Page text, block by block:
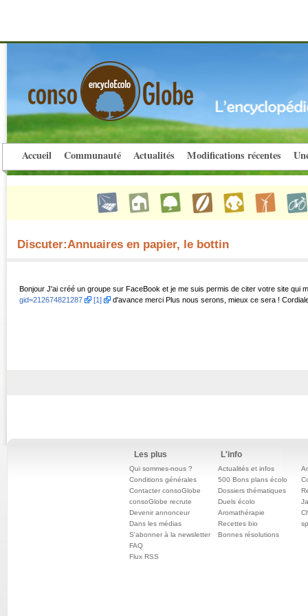
Accueil Communauté Actualités Modifications récentes
Discuter:Annuaires en papier, le bottin
Bonjour J'ai créé un groupe sur FaceBook et je me suis permis de citer votre site qui
gid=212674821287
[1] d'avance merci Plus nous serons, mieux ce sera !
Les plus
Qui sommes-nous ?
Conditions générales
Contacter consoGlobe
consoGlobe recrute
Devenir annonceur
Dans les médias
S'abonner à la newsletter
FAQ
Flux RSS
L'info
Actualités et infos
500 Bons plans écolo
Dossiers thématiques
Duels écolo
Aromathérapie
Recettes bio
Bonnes résolutions